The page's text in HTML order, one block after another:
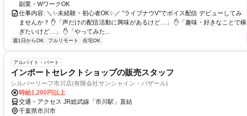
副業・WワークOK
仕事内容: ＼✨未経験・初心者OK✨／ "ライブナウV"でボイス配信 デビューしてみ
ませんか？ ✋「声だけの配信活動に興味があるけど…」 ✋「趣味・好きなことで稼
ぎたいけど…」 ✋「やってみた...
週1日からOK フルリモート 在宅OK
アルバイト・パート
インポートセレクトショップの販売スタッフ
シルバーリーフ市川店(有限会社サンシャイン・バザール)
時給1,200円以上
交通・アクセス JR総武線「市川駅」直結
千葉県市川市